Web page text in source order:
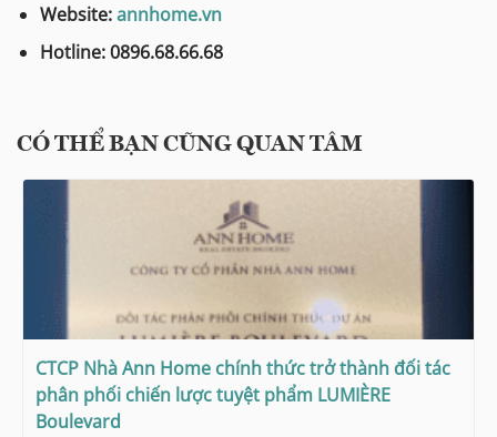
Website:annhome.vn
Hotline: 0896.68.66.68
CÓ THỂ BẠN CŨNG QUAN TÂM
CTCP Nhà Ann Home chính thức trở thành đối tác
phân phối chiến lược tuyệt phẩm LUMIÈRE
Boulevard